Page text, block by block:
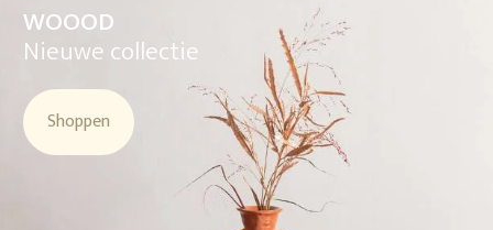
WOOOD
Nieuwe collectie
Shoppen